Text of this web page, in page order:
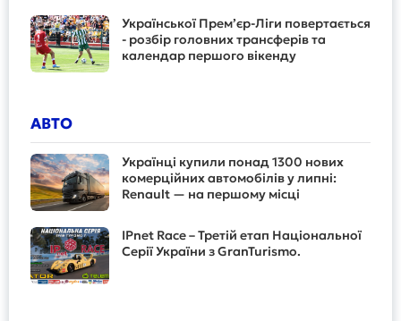
Української Прем’єр-Ліги повертається
- розбір головних трансферів та
календар першого вікенду
АВТО
Українці купили понад 1300 нових
комерційних автомобілів у липні:
Renault — на першому місці
IPnet Race – Третій етап Національної
Серії України з GranTurismo.